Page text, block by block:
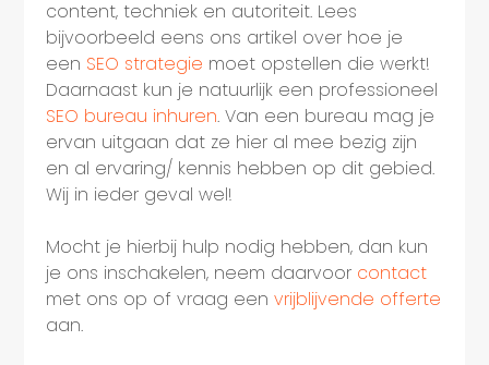
content, techniek en autoriteit. Lees
bijvoorbeeld eens ons artikel over hoe je
een SEO strategie moet opstellen die werkt!
Daarnaast kun je natuurlijk een professioneel
SEO bureau inhuren. Van een bureau mag je
ervan uitgaan dat ze hier al mee bezig zijn
en al ervaring/ kennis hebben op dit gebied.
Wij in ieder geval wel!
Mocht je hierbij hulp nodig hebben, dan kun
je ons inschakelen, neem daarvoor contact
met ons op of vraag eenvrijblijvende offerte
aan.